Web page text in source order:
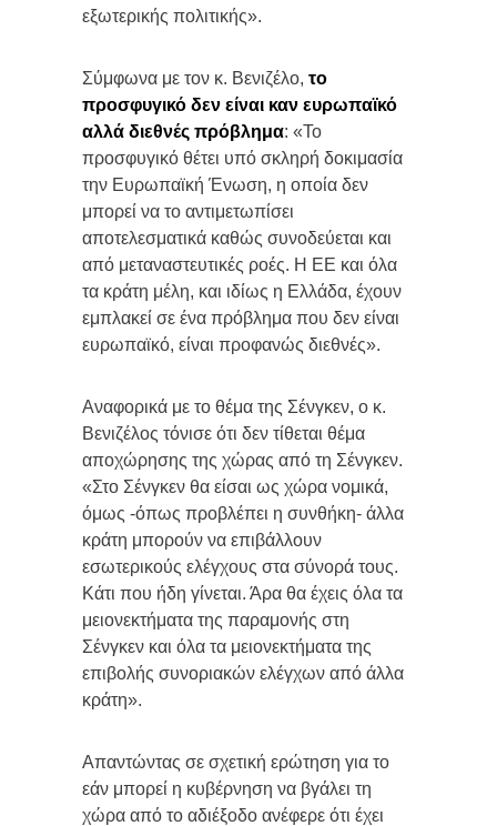
εξωτερικής πολιτικής».
Σύμφωνα με τον κ. Βενιζέλο, το
προσφυγικό δεν είναι καν ευρωπαϊκό
αλλά διεθνές πρόβλημα: «Το
προσφυγικό θέτει υπό σκληρή δοκιμασία
την Ευρωπαϊκή Ένωση, η οποία δεν
μπορεί να το αντιμετωπίσει
αποτελεσματικά καθώς συνοδεύεται και
από μεταναστευτικές ροές. Η ΕΕ και όλα
τα κράτη μέλη, και ιδίως η Ελλάδα, έχουν
εμπλακεί σε ένα πρόβλημα που δεν είναι
ευρωπαϊκό, είναι προφανώς διεθνές».
Αναφορικά με το θέμα της Σένγκεν, ο κ.
Βενιζέλος τόνισε ότι δεν τίθεται θέμα
αποχώρησης της χώρας από τη Σένγκεν.
«Στο Σένγκεν θα είσαι ως χώρα νομικά,
όμως -όπως προβλέπει η συνθήκη- άλλα
κράτη μπορούν να επιβάλλουν
εσωτερικούς ελέγχους στα σύνορά τους.
Κάτι που ήδη γίνεται. Άρα θα έχεις όλα τα
μειονεκτήματα της παραμονής στη
Σένγκεν και όλα τα μειονεκτήματα της
επιβολής συνοριακών ελέγχων από άλλα
κράτη».
Απαντώντας σε σχετική ερώτηση για το
εάν μπορεί η κυβέρνηση να βγάλει τη
χώρα από το αδιέξοδο ανέφερε ότι έχει